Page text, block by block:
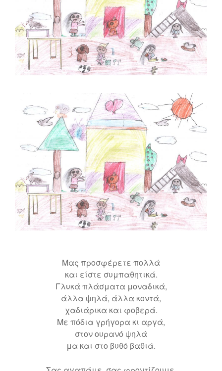
Μας προσφέρετε πολλά
και είστε συμπαθητικά.
Γλυκά πλάσματα μοναδικά,
άλλα ψηλά, άλλα κοντά,
χαδιάρικα και φοβερά.
Με πόδια γρήγορα κι αργά,
στον ουρανό ψηλά
μα και στο βυθό βαθιά.